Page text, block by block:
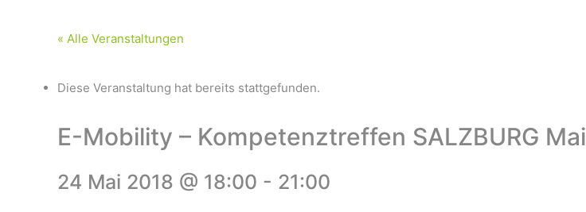
« Alle Veranstaltungen
Diese Veranstaltung hat bereits stattgefunden.
E-Mobility – Kompetenztreffen SALZBURG Mai
24 Mai 2018 @ 18:00 - 21:00